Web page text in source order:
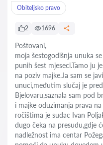
Obiteljsko pravo
2 1696
Poštovani,
moja šestogodišnja unuka
punih šest mjeseci.Tamo ju
na poziv majke.Ja sam se
unuci,međutim slučaj je
Bjelovaru,saznala sam pod
i majke oduzimanja prava
ročištima je sudac Ivan
dugo čeka na presudu,gdje
nadležnost ima centar